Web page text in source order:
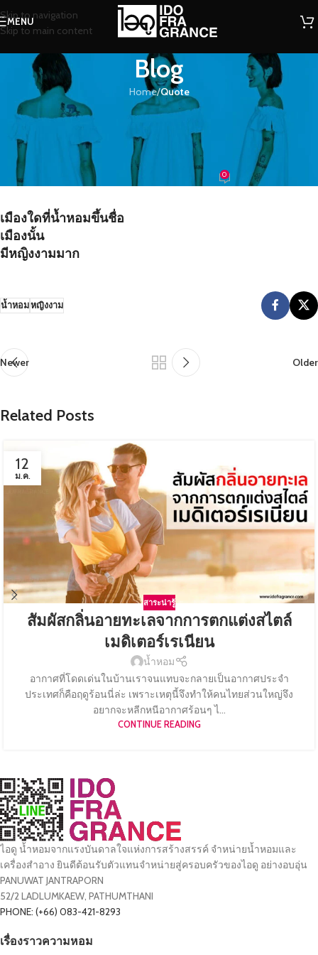
Skip to navigation
Skip to main content
MENU
Blog
Home/Quote
QUOTE
เมืองใดที่น้ำหอมขึ้นชื่อ เมืองนั้นมีหญิง
งามมาก
น้องน้ำหอม On 26/08/2016 0
เมืองใดที่น้ำหอมขึ้นชื่อ
เมืองนั้น
มีหญิงงามมาก
น้ำหอมหญิงงาม
Newer Older
Related Posts
12
ม.ค.
สาระน่ารู้
สัมผัสกลิ่นอายทะเลจากการตกแต่งสไตล์
เมดิเตอร์เรเนียน
น้ำหอม
อากาศที่โดดเด่นในบ้านเราจนแทบจะกลายเป็นอากาศประจำ
ประเทศก็คือฤดูร้อนนี่ล่ะ เพราะเหตุนี้จึงทำให้คนไทยส่วนใหญ่จึง
อยากจะหลีกหนีอากาศร้อนๆ ไ...
CONTINUE READING
ไอดู น้ำหอมจากแรงบันดาลใจแห่งการสร้างสรรค์ จำหน่ายน้ำหอมและ
เครื่องสำอาง ยินดีต้อนรับตัวแทนจำหน่ายสู่ครอบครัวของไอดู อย่างอบอุ่น
PANUWAT JANTRAPORN
52/2 LADLUMKAEW, PATHUMTHANI
PHONE: (+66) 083-421-8293
เรื่องราวความหอม